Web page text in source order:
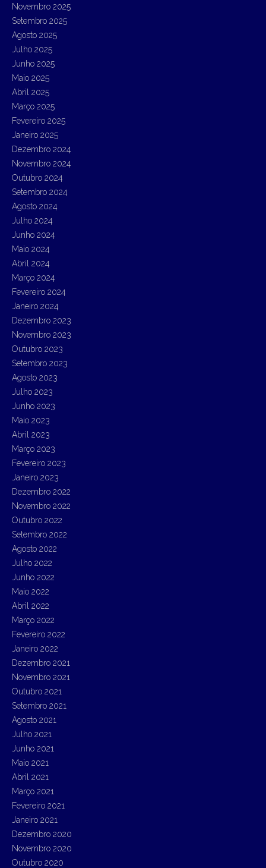
f
o
r
Novembro 2025
Setembro 2025
Agosto 2025
Julho 2025
Junho 2025
Maio 2025
Abril 2025
Março 2025
Fevereiro 2025
Janeiro 2025
Dezembro 2024
Novembro 2024
Outubro 2024
Setembro 2024
Agosto 2024
Julho 2024
Junho 2024
Maio 2024
Abril 2024
Março 2024
Fevereiro 2024
Janeiro 2024
Dezembro 2023
Novembro 2023
Outubro 2023
Setembro 2023
Agosto 2023
Julho 2023
Junho 2023
Maio 2023
Abril 2023
Março 2023
Fevereiro 2023
Janeiro 2023
Dezembro 2022
Novembro 2022
Outubro 2022
Setembro 2022
Agosto 2022
Julho 2022
Junho 2022
Maio 2022
Abril 2022
Março 2022
Fevereiro 2022
Janeiro 2022
Dezembro 2021
Novembro 2021
Outubro 2021
Setembro 2021
Agosto 2021
Julho 2021
Junho 2021
Maio 2021
Abril 2021
Março 2021
Fevereiro 2021
Janeiro 2021
Dezembro 2020
Novembro 2020
Outubro 2020